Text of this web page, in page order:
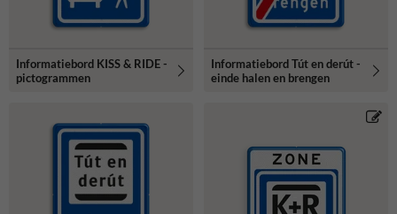
Informatiebord KISS & RIDE -
pictogrammen
Informatiebord Tút en derút -
einde halen en brengen